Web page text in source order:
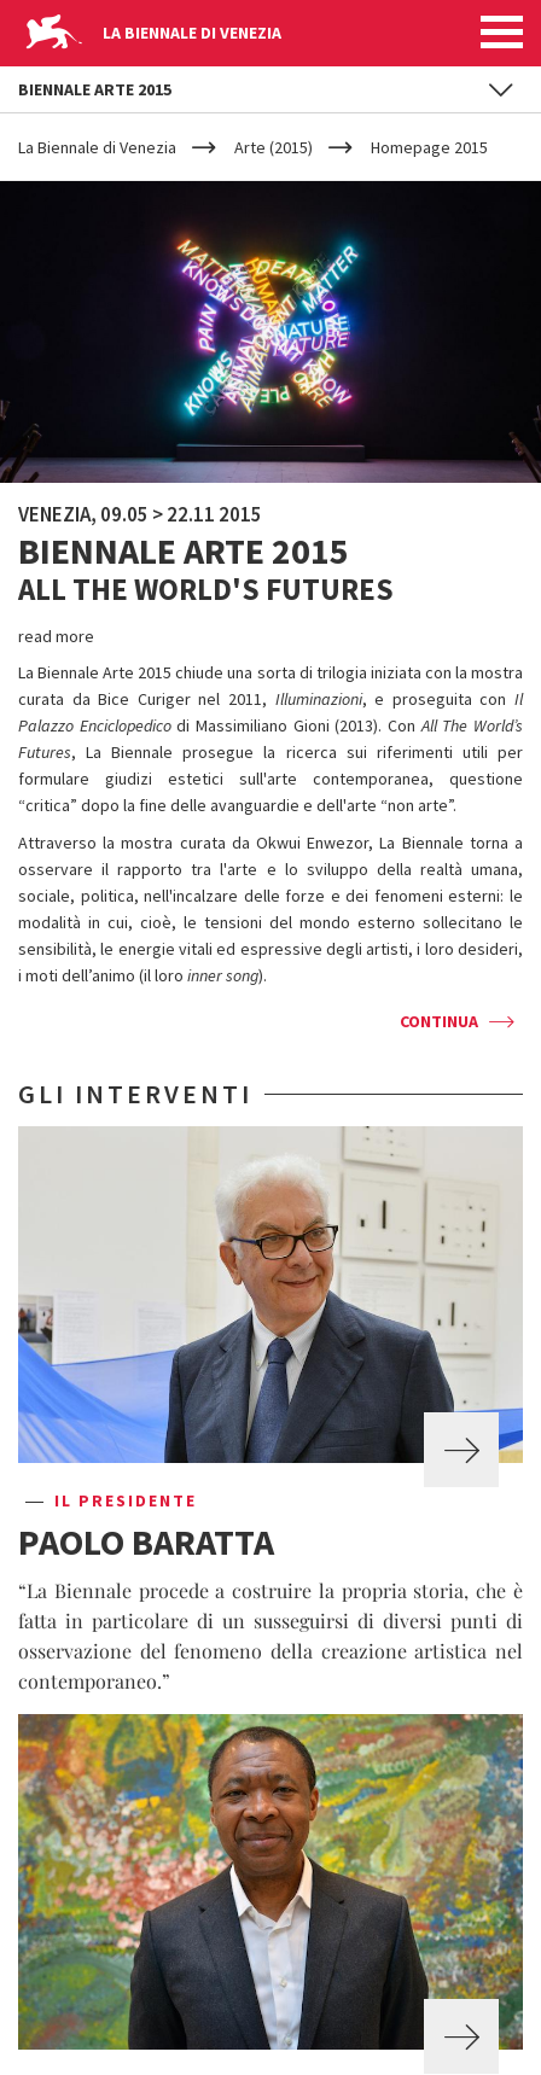
LA BIENNALE DI VENEZIA
YOUR
ARE
HERE
La Biennale di Venezia Arte (2015) Homepage 2015
VENEZIA, 09.05 > 22.11 2015
BIENNALE ARTE 2015
ALL THE WORLD'S FUTURES
read more
La Biennale Arte 2015 chiude una sorta di trilogia iniziata con la mostra
curata da Bice Curiger nel 2011, Illuminazioni, e proseguita conIl
Palazzo Enciclopedicodi Massimiliano Gioni (2013). ConAll The World’s
Futures, La Biennale prosegue la ricerca sui riferimenti utili per
formulare giudizi estetici sull'arte contemporanea, questione
“critica” dopo la fine delle avanguardie e dell'arte “non arte”.
Attraverso la mostra curata da Okwui Enwezor, La Biennale torna a
osservare il rapporto tra l'arte e lo sviluppo della realtà umana,
sociale, politica, nell'incalzare delle forze e dei fenomeni esterni: le
modalità in cui, cioè, le tensioni del mondo esterno sollecitano le
sensibilità, le energie vitali ed espressive degli artisti, i loro desideri,
i moti dell’animo (il loro inner song).
CONTINUA
GLI INTERVENTI
IL PRESIDENTE
PAOLO BARATTA
“La Biennale procede a costruire la propria storia, che è
fatta in particolare di un susseguirsi di diversi punti di
osservazione del fenomeno della creazione artistica nel
contemporaneo.”
BIENNALE ARTE 2015